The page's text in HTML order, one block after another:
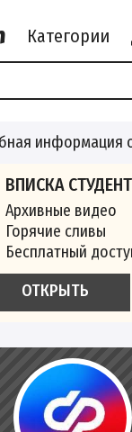
Категории
информация
ВПИСКА
Архивные видео
Горячие сливы
Бесплатный
ОТКРЫТЬ